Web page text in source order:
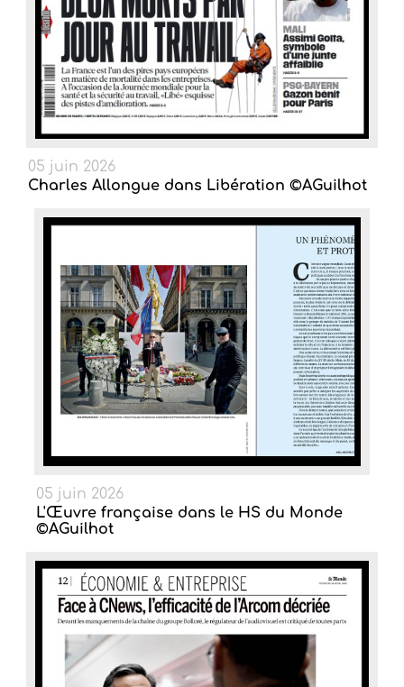
05 juin 2026
Charles Allongue dans Libération ©AGuilhot
05 juin 2026
L'Œuvre française dans le HS du Monde
©AGuilhot